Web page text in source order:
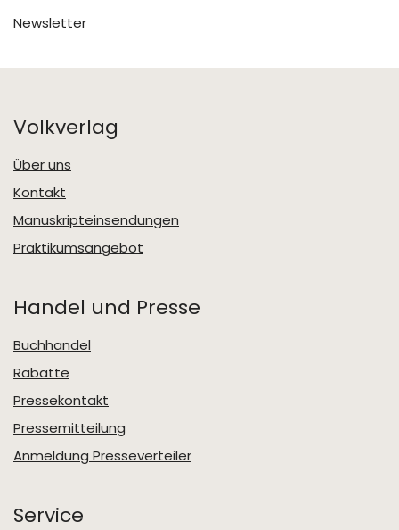
Newsletter
Volkverlag
Über uns
Kontakt
Manuskripteinsendungen
Praktikumsangebot
Handel und Presse
Buchhandel
Rabatte
Pressekontakt
Pressemitteilung
Anmeldung Presseverteiler
Service